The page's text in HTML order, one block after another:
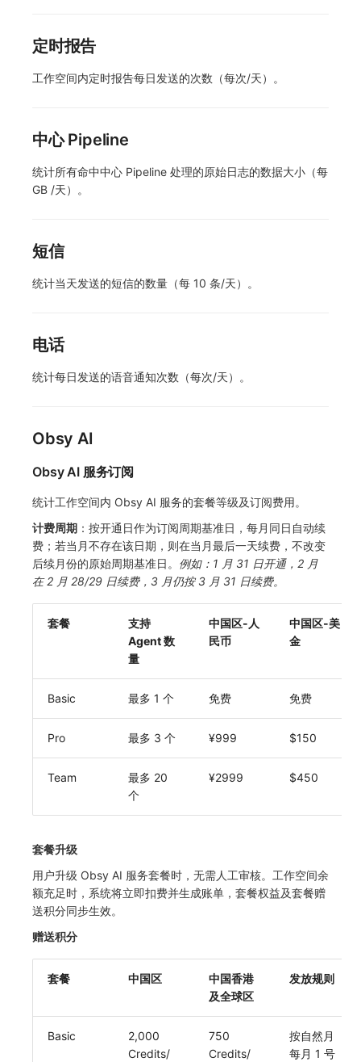
定时报告
工作空间内定时报告每日发送的次数（每次/天）。
中心 Pipeline
统计所有命中中心 Pipeline 处理的原始日志的数据大小（每
GB /天）。
短信
统计当天发送的短信的数量（每 10 条/天）。
电话
统计每日发送的语音通知次数（每次/天）。
Obsy AI
Obsy AI 服务订阅
统计工作空间内 Obsy AI 服务的套餐等级及订阅费用。
计费周期 ：按开通日作为订阅周期基准日，每月同日自动续
费；若当月不存在该日期，则在当月最后一天续费，不改变
后续月份的原始周期基准日。 例如：1 月 31 日开通，2 月
在 2 月 28/29 日续费，3 月仍按 3 月 31 日续费。
套餐
支持
Agent 数
量
中国区-人
民币
中国区-美
金
Basic 最多 1 个 免费 免费
Pro 最多 3 个 ¥999 $150
Team
最多 20
个
¥2999 $450
套餐升级
用户升级 Obsy AI 服务套餐时，无需人工审核。工作空间余
额充足时，系统将立即扣费并生成账单，套餐权益及套餐赠
送积分同步生效。
赠送积分
套餐 中国区
中国香港
及全球区
发放规则
Basic
2,000
Credits/
750
Credits/
按自然月
每月 1 号